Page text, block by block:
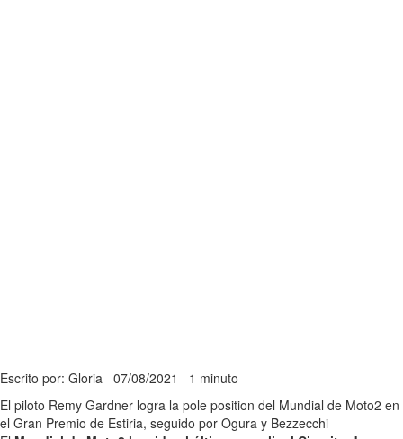
Escrito por: Gloria 07/08/2021 1 minuto
El piloto Remy Gardner logra la pole position del Mundial de Moto2 en
el Gran Premio de Estiria, seguido por Ogura y Bezzecchi